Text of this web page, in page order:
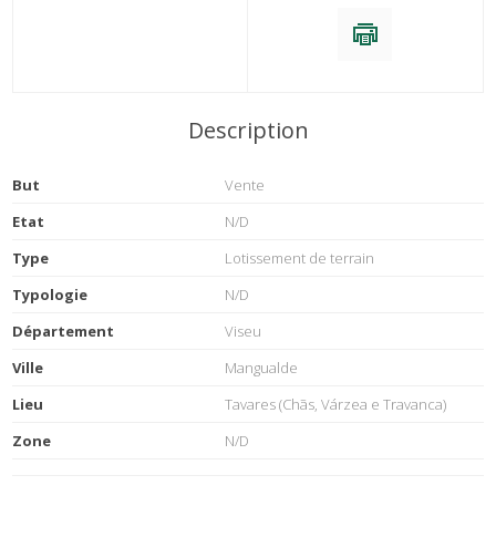
Description
But
Vente
Etat
N/D
Type
Lotissement de terrain
Typologie
N/D
Département
Viseu
Ville
Mangualde
Lieu
Tavares (Chãs, Várzea e Travanca)
Zone
N/D